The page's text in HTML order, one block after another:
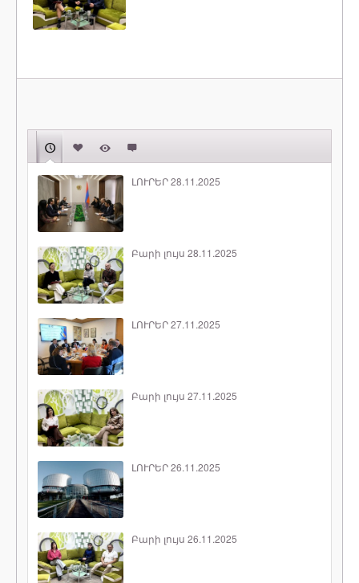
ԼՈՒՐԵՐ 28.11.2025
Բարի լույս 28.11.2025
ԼՈՒՐԵՐ 27.11.2025
Բարի լույս 27.11.2025
ԼՈՒՐԵՐ 26.11.2025
Բարի լույս 26.11.2025